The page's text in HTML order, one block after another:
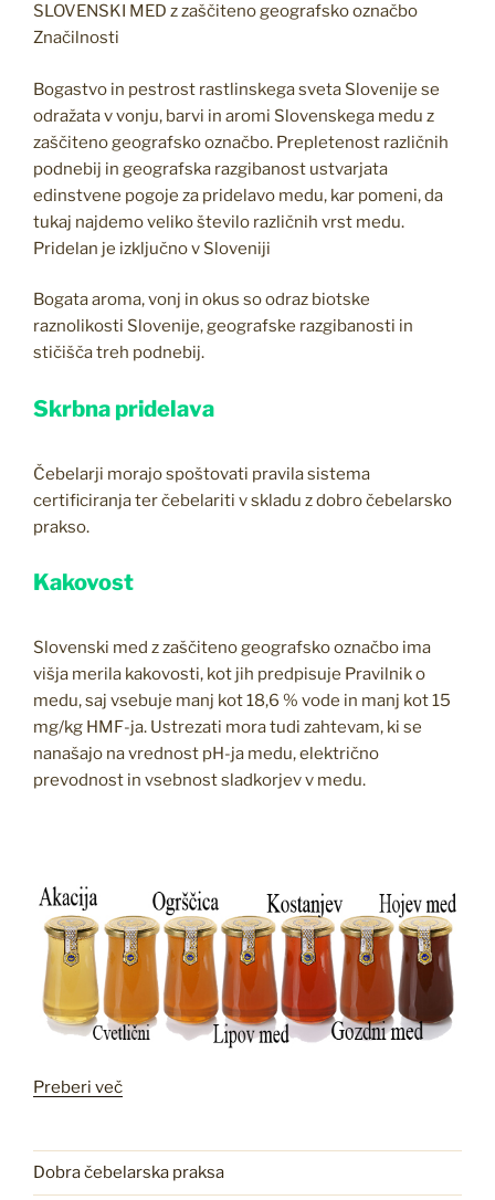
SLOVENSKI MED z zaščiteno geografsko označbo
Značilnosti
Bogastvo in pestrost rastlinskega sveta Slovenije se
odražata v vonju, barvi in aromi Slovenskega medu z
zaščiteno geografsko označbo. Prepletenost različnih
podnebij in geografska razgibanost ustvarjata
edinstvene pogoje za pridelavo medu, kar pomeni, da
tukaj najdemo veliko število različnih vrst medu.
Pridelan je izključno v Sloveniji
Bogata aroma, vonj in okus so odraz biotske
raznolikosti Slovenije, geografske razgibanosti in
stičišča treh podnebij.
Skrbna pridelava
Čebelarji morajo spoštovati pravila sistema
certificiranja ter čebelariti v skladu z dobro čebelarsko
prakso.
Kakovost
Slovenski med z zaščiteno geografsko označbo ima
višja merila kakovosti, kot jih predpisuje Pravilnik o
medu, saj vsebuje manj kot 18,6 % vode in manj kot 15
mg/kg HMF-ja. Ustrezati mora tudi zahtevam, ki se
nanašajo na vrednost pH-ja medu, električno
prevodnost in vsebnost sladkorjev v medu.
Preberi več“Vrste
Dobra čebelarska praksa